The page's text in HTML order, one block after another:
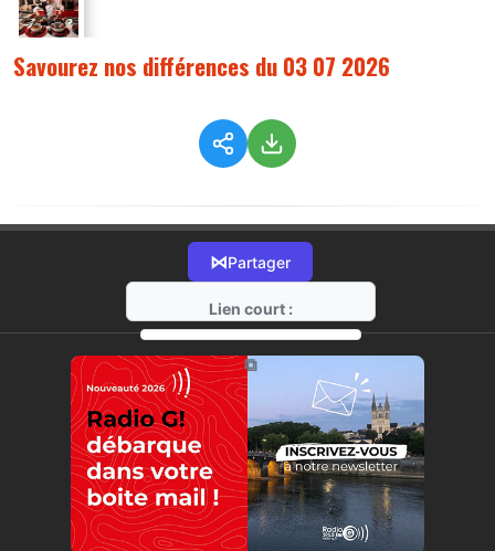
Savourez nos différences du 03 07 2026
⋈Partager
Lien court :
https://radio-g.fr?22526
⧉